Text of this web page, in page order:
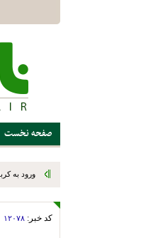
صفحه نخست
ورود به
کد خبر: ۱۲۰۷۸